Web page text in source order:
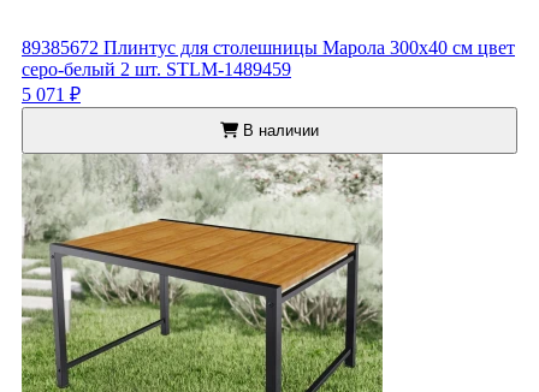
89385672 Плинтус для столешницы Марола 300x40 см цвет
серо-белый 2 шт. STLM-1489459
5 071 ₽
В наличии